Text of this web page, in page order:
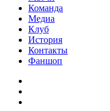
Команда
Медиа
Клуб
История
Контакты
Фаншоп